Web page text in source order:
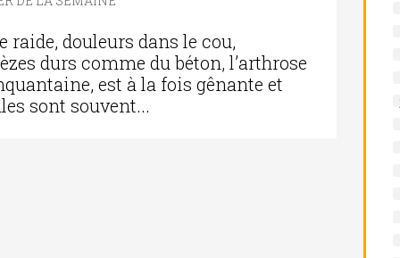
raide, douleurs dans le cou,
durs comme du béton, l’arthrose
est à la fois gênante et
sont souvent...